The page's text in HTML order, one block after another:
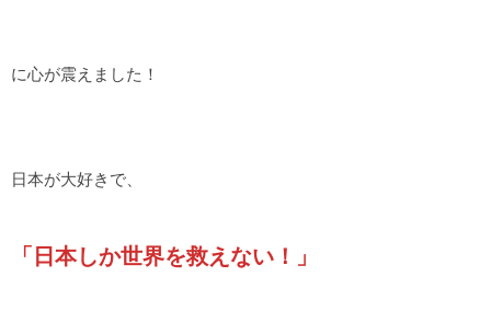
に心が震えました！
日本が大好きで、
「日本しか世界を救えない！」